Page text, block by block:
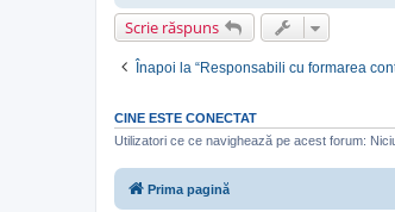
Scrie răspuns
Înapoi la “Responsabili cu formarea
CINE ESTE CONECTAT
Utilizatori ce ce navighează pe acest forum:
Prima pagină